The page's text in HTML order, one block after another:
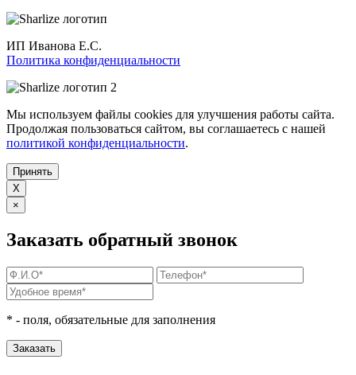
ИП Иванова Е.С.
Политика конфиденциальности
Мы используем файлы cookies для улучшения работы сайта.
Продолжая пользоваться сайтом, вы соглашаетесь с нашей
политикой конфиденциальности.
Принять
X
×
Заказать обратный звонок
* - поля, обязательные для заполнения